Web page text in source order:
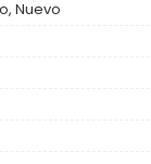
Nuevo